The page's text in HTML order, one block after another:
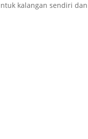
kalangan sendiri